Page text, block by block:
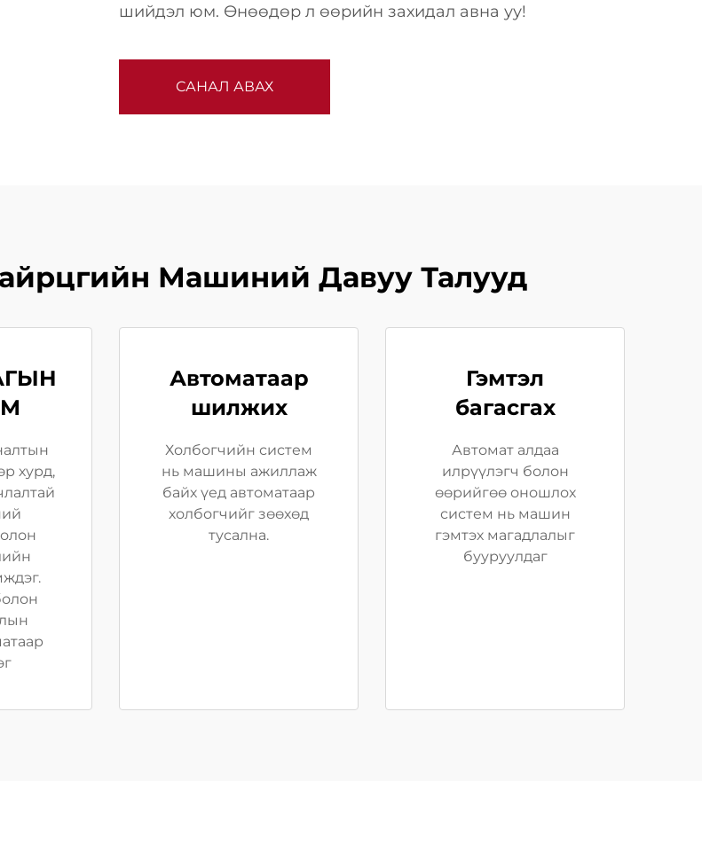
шийдэл юм. Өнөөдөр л өөрийн захидал авна уу!
САНАЛ АВАХ
Машиний Давуу Талууд
хурд,
Автоматаар
шилжих
Холбогчийн систем
нь машины ажиллаж
байх үед автоматаар
холбогчийг зөөхөд
тусална.
Гэмтэл
багасгах
Автомат алдаа
илрүүлэгч болон
өөрийгөө оношлох
систем нь машин
гэмтэх магадлалыг
бууруулдаг